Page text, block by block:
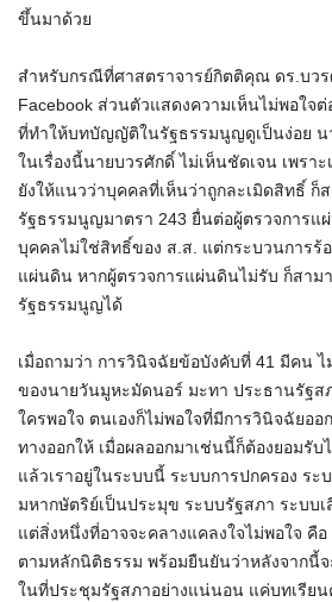
ขึ้นมาด้วย
สำหรับกรณีที่ศาสตราจารย์กิตติคุณ ดร.บว
Facebook ส่วนตัวแสดงความเห็นไม่พอใจ
ที่ทำให้บทบัญญัติในรัฐธรรมนูญดูเป็นง่อย
ในเรื่องนี้นายบวรศักดิ์ ไม่เห็นชัดเจน เพรา
ยังให้แนวว่าบุคคลที่เห็นว่าถูกละเมิดสิทธิ์ ก็
รัฐธรรมนูญมาตรา 243 ยื่นต่อผู้ตรวจการแ
บุคคลไม่ใช่สิทธิ์ของ ส.ส. แต่กระบวนการร้อ
แผ่นดิน หากผู้ตรวจการแผ่นดินไม่รับ ก็สาม
รัฐธรรมนูญได้
เมื่อถามว่า การวินิจฉัยข้อบังคับที่ 41 มีคน
ของนายวันมูหะมัดนอร์ มะทา ประธานรัฐ
ใครพอใจ ตนเองก็ไม่พอใจที่มีการวินิจฉัยอ
ทางออกให้ เมื่อผลออกมาเช่นนี้ก็ต้องยอมรับ
แล้วเราอยู่ในระบบนี้ ระบบการปกครอง ร
มหากษัตริย์เป็นประมุข ระบบรัฐสภา ระบบเ
แต่สิ่งหนึ่งที่อาจจะคลางแคลงใจไม่พอใจ คือ
ตามหลักนิติธรรม พร้อมยืนยันว่าหลังจากนี้
ในที่ประชุมรัฐสภาอย่างแน่นอน แค่บทเรีย